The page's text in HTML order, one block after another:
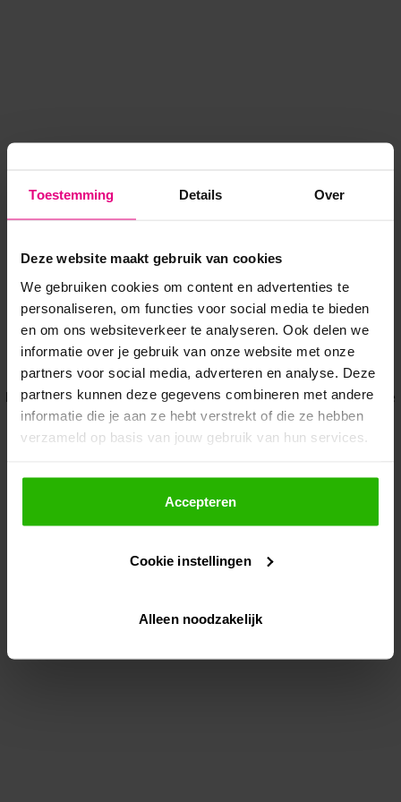
Toestemming Details Over
Deze website maakt gebruik van cookies
We gebruiken cookies om content en advertenties te
personaliseren, om functies voor social media te bieden
en om ons websiteverkeer te analyseren. Ook delen we
informatie over je gebruik van onze website met onze
partners voor social media, adverteren en analyse. Deze
partners kunnen deze gegevens combineren met andere
informatie die je aan ze hebt verstrekt of die ze hebben
verzameld op basis van jouw gebruik van hun services.
Als je op "Accepteer" klikt, dan geef je Voordeeluitjes.nl
toestemming om cookies voor social media en
gepersonaliseerde advertenties te plaatsen.
Lees hier meer over in onsprivacybeleid
Via "Cookie instellingen" kun je ook zelf instellen welke
Accepteren
Cookie instellingen
Alleen noodzakelijk
Application error: a client-side exception has occurred while
loadingwww.voordeeluitjes.nl (see the browser console for more
information).